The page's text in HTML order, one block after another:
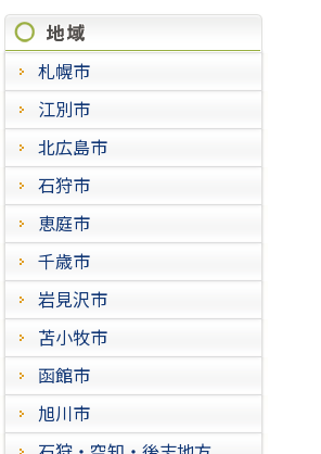
札幌市
江別市
北広島市
石狩市
恵庭市
千歳市
岩見沢市
苫小牧市
函館市
旭川市